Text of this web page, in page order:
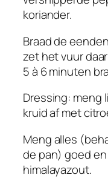
koriander.
Braad de
zet het vuur
5 à 6 minuten
Dressing: meng
kruid af met
Meng alles
de pan) goed
himalayazout.